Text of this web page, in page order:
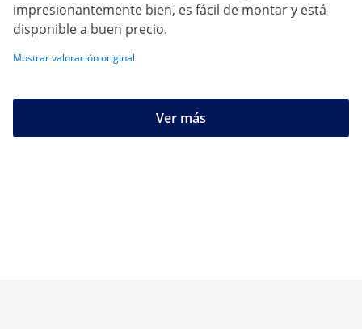
impresionantemente bien, es fácil de montar y está
disponible a buen precio.
Mostrar valoración original
Ver más